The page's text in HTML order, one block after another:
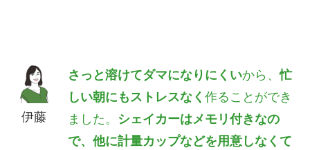
伊藤
さっと溶けてダマになりにくいから、忙
しい朝にもストレスなく作ることができ
ました。 シェイカーはメモリ付きなの
で、他に計量カップなどを用意しなくて